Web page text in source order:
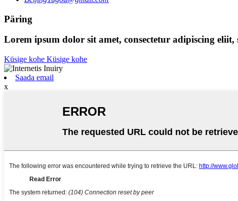
Päring
Lorem ipsum dolor sit amet, consectetur adipiscing eliit,
Küsige kohe Küsige kohe
Saada email
x